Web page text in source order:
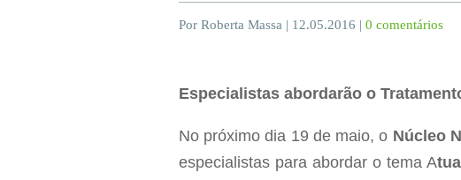
Por Roberta Massa | 12.05.2016 | 0 comentários
Especialistas abordarão o
No próximo dia 19 de maio, o Núcleo
especialistas para abordar o tema A